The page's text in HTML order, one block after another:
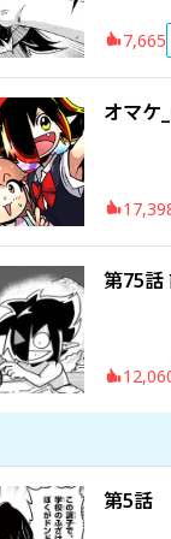
7,665
オマケ
第75話
第5話